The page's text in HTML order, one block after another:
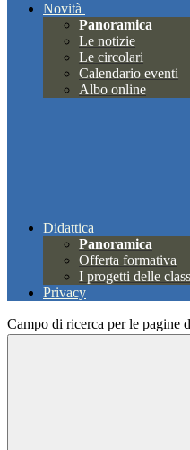
Novità
Panoramica
Le notizie
Le circolari
Calendario eventi
Albo online
Didattica
Panoramica
Offerta formativa
I progetti delle
Privacy
Campo di ricerca per le pagine